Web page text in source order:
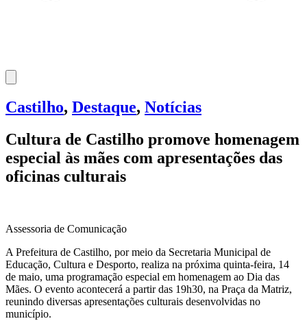
Castilho, Destaque, Notícias
Cultura de Castilho promove homenagem
especial às mães com apresentações das
oficinas culturais
Assessoria de Comunicação
A Prefeitura de Castilho, por meio da Secretaria Municipal de
Educação, Cultura e Desporto, realiza na próxima quinta-feira, 14
de maio, uma programação especial em homenagem ao Dia das
Mães. O evento acontecerá a partir das 19h30, na Praça da Matriz,
reunindo diversas apresentações culturais desenvolvidas no
município.